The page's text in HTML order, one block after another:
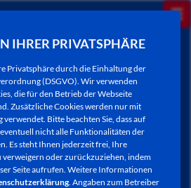
IHRER PRIVATSPHÄRE
Privatsphäre durch die Einhaltung der
(DSGVO). Wir verwenden
die für den Betrieb der Webseite
Zusätzliche Cookies werden nur mit
Bitte beachten Sie, dass auf
nicht alle Funktionalitäten der
Es steht Ihnen jederzeit frei, Ihre
verweigern oder zurückzuziehen, indem
Seite aufrufen. Weitere Informationen
. Angaben zum Betreiber
/ CITY LETTER